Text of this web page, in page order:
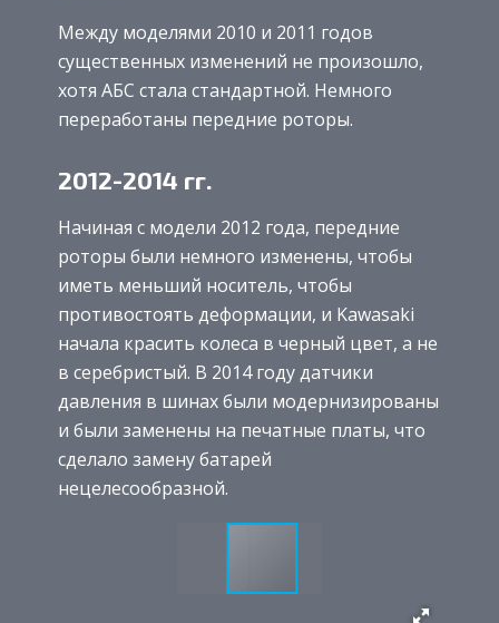
Между моделями 2010 и 2011 годов
существенных изменений не произошло,
хотя АБС стала стандартной. Немного
переработаны передние роторы.
2012-2014 гг.
Начиная с модели 2012 года, передние
роторы были немного изменены, чтобы
иметь меньший носитель, чтобы
противостоять деформации, и Kawasaki
начала красить колеса в черный цвет, а не
в серебристый. В 2014 году датчики
давления в шинах были модернизированы
и были заменены на печатные платы, что
сделало замену батарей
нецелесообразной.